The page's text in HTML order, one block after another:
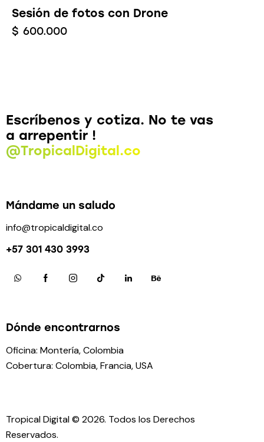
Sesión de fotos con Drone
$ 600.000
Escríbenos y cotiza. No te vas
a arrepentir !
@TropicalDigital.co
Mándame un saludo
info@tropicaldigital.co
+57 301 430 3993
Dónde encontrarnos
Oficina: Montería, Colombia
Cobertura: Colombia, Francia, USA
Tropical Digital© 2026. Todos los Derechos
Reservados.